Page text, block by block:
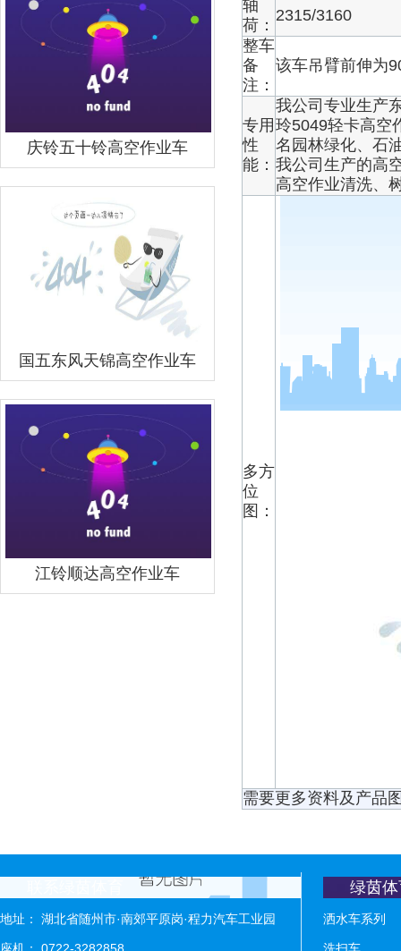
庆铃五十铃高空作业车
国五东风天锦高空作业车
江铃顺达高空作业车
轴
荷：
2315/3160
整车
备
注：
该车吊臂前伸为
专用
性
能：
我公司专业生产
玲5049轻卡高空
名园林绿化、石
我公司生产的高
高空作业清洗、
多方
位
图：
需要更多资料及产品
地址： 湖北省随州市·南郊平原岗·程力汽车工业园
绿茵
洒水车系列